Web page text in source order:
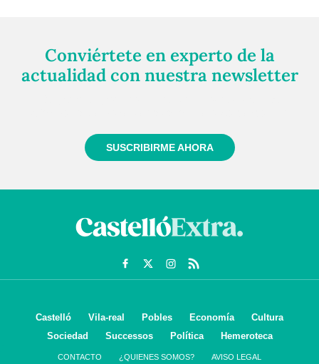
Conviértete en experto de la
actualidad con nuestra newsletter
SUSCRIBIRME AHORA
Castelló Vila-real Pobles Economía
Cultura
Sociedad
Successos Política Hemeroteca
CONTACTO ¿QUIENES SOMOS? AVISO LEGAL